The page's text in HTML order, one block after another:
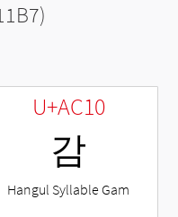
U+AC10
감
Hangul Syllable Gam